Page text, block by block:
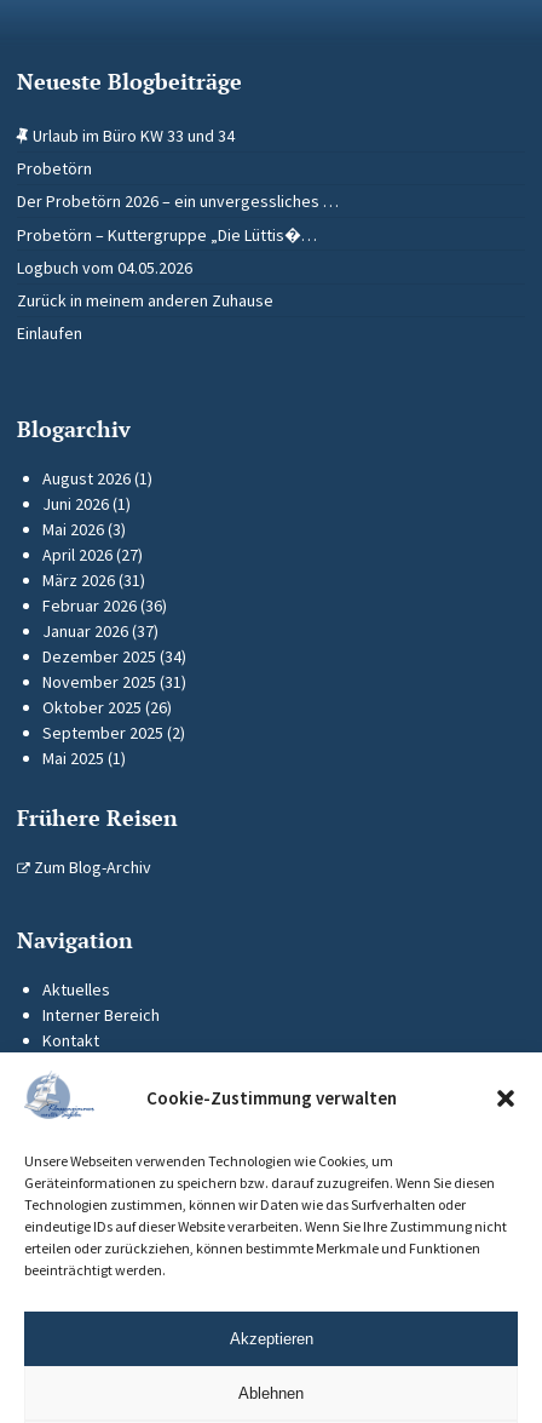
Cookie-Zustimmung verwalten
Unsere Webseiten verwenden Technologien wie Cookies, um
Geräteinformationen zu speichern bzw. darauf zuzugreifen. Wenn Sie diesen
Technologien zustimmen, können wir Daten wie das Surfverhalten oder
eindeutige IDs auf dieser Website verarbeiten. Wenn Sie Ihre Zustimmung nicht
erteilen oder zurückziehen, können bestimmte Merkmale und Funktionen
beeinträchtigt werden.
Akzeptieren
Ablehnen
Neueste Blogbeiträge
Urlaub im Büro KW 33 und 34
Probetörn
Der Probetörn 2026 – ein unvergessliches …
Probetörn – Kuttergruppe „Die Lüttis�…
Logbuch vom 04.05.2026
Zurück in meinem anderen Zuhause
Einlaufen
Blogarchiv
August 2026(1)
Juni 2026(1)
Mai 2026(3)
April 2026(27)
März 2026(31)
Februar 2026(36)
Januar 2026(37)
Dezember 2025 (34)
November 2025 (31)
Oktober 2025 (26)
September 2025 (2)
Mai 2025 (1)
Frühere Reisen
Zum Blog-Archiv
Navigation
Aktuelles
Interner Bereich
Kontakt
Impressum
Datenschutz
Cookie-Richtlinie (EU)